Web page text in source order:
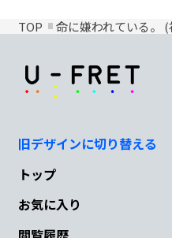
TOP 命に嫌われている。
旧デザインに切り替える
トップ
お気に入り